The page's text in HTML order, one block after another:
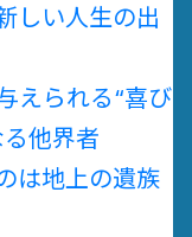
しい人生の出
えられる“喜び
他界者
は地上の遺族